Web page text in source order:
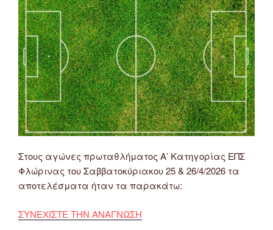
Στους αγώνες πρωταθλήματος Α’ Κατηγορίας ΕΠΣ
Φλώρινας του Σαββατοκύριακου 25 & 26/4/2026 τα
αποτελέσματα ήταν τα παρακάτω:
ΣΥΝΕΧΙΣΤΕ ΤΗΝ ΑΝΑΓΝΩΣΗ